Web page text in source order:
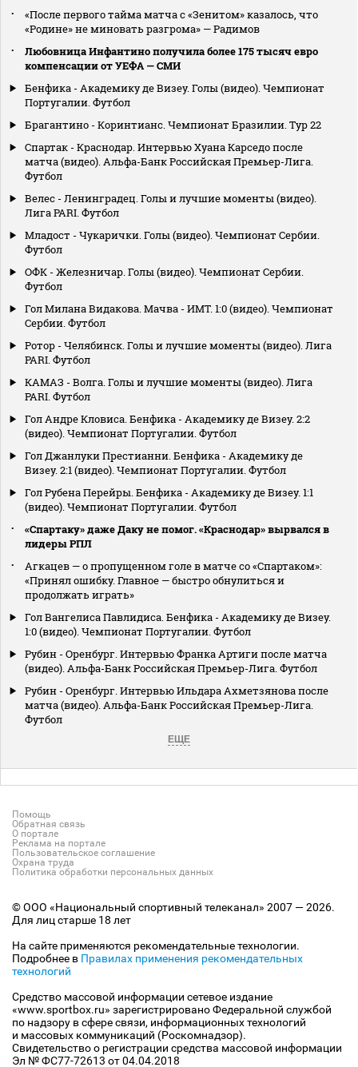
«После первого тайма матча с «Зенитом» казалось, что
«Родине» не миновать разгрома» — Радимов
Любовница Инфантино получила более 175 тысяч евро
компенсации от УЕФА — СМИ
Бенфика - Академику де Визеу. Голы (видео). Чемпионат
Португалии. Футбол
Брагантино - Коринтианс. Чемпионат Бразилии. Тур 22
Спартак - Краснодар. Интервью Хуана Карседо после
матча (видео). Альфа-Банк Российская Премьер-Лига.
Футбол
Велес - Ленинградец. Голы и лучшие моменты (видео).
Лига PARI. Футбол
Младост - Чукарички. Голы (видео). Чемпионат Сербии.
Футбол
ОФК - Железничар. Голы (видео). Чемпионат Сербии.
Футбол
Гол Милана Видакова. Мачва - ИМТ. 1:0 (видео). Чемпионат
Сербии. Футбол
Ротор - Челябинск. Голы и лучшие моменты (видео). Лига
PARI. Футбол
КАМАЗ - Волга. Голы и лучшие моменты (видео). Лига
PARI. Футбол
Гол Андре Кловиса. Бенфика - Академику де Визеу. 2:2
(видео). Чемпионат Португалии. Футбол
Гол Джанлуки Престианни. Бенфика - Академику де
Визеу. 2:1 (видео). Чемпионат Португалии. Футбол
Гол Рубена Перейры. Бенфика - Академику де Визеу. 1:1
(видео). Чемпионат Португалии. Футбол
«Спартаку» даже Даку не помог. «Краснодар» вырвался в
лидеры РПЛ
Агкацев — о пропущенном голе в матче со «Спартаком»:
«Принял ошибку. Главное — быстро обнулиться и
продолжать играть»
Гол Вангелиса Павлидиса. Бенфика - Академику де Визеу.
1:0 (видео). Чемпионат Португалии. Футбол
Рубин - Оренбург. Интервью Франка Артиги после матча
(видео). Альфа-Банк Российская Премьер-Лига. Футбол
Рубин - Оренбург. Интервью Ильдара Ахметзянова после
матча (видео). Альфа-Банк Российская Премьер-Лига.
Футбол
ЕЩЕ
Помощь
Обратная связь
О портале
Реклама на портале
Пользовательское соглашение
Охрана труда
Политика обработки персональных данных
© ООО «Национальный спортивный телеканал» 2007 — 2026.
Для лиц старше 18 лет
На сайте применяются рекомендательные технологии.
Подробнее в Правилах применения рекомендательных
технологий
Средство массовой информации сетевое издание
«www.sportbox.ru» зарегистрировано Федеральной службой
по надзору в сфере связи, информационных технологий
и массовых коммуникаций (Роскомнадзор).
Свидетельство о регистрации средства массовой информации
Эл № ФС77-72613 от 04.04.2018